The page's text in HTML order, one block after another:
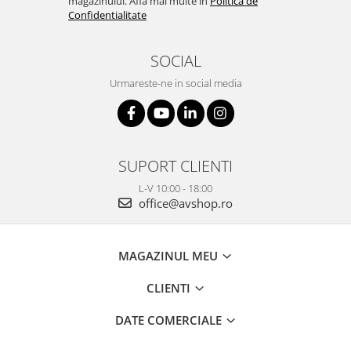
Confidentialitate
SOCIAL
Urmareste-ne in social media
SUPORT CLIENTI
L-V 10:00 - 18:00
office@avshop.ro
MAGAZINUL MEU
CLIENTI
DATE COMERCIALE